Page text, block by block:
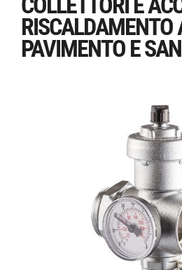
RISCALDAMENTO
PAVIMENTO E